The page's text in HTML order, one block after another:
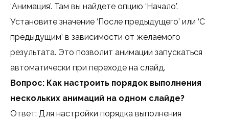
‘Анимация’. Там вы найдете опцию ‘Начало’.
Установите значение ‘После предыдущего’ или ‘С
предыдущим’ в зависимости от желаемого
результата. Это позволит анимации запускаться
автоматически при переходе на слайд.
Вопрос: Как настроить порядок выполнения
нескольких анимаций на одном слайде?
Ответ: Для настройки порядка выполнения